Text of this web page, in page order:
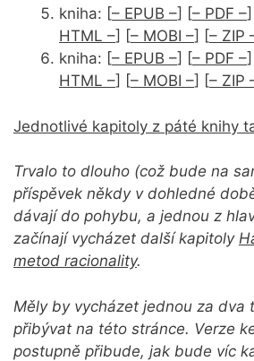
kniha: [– EPUB –] [– PDF –
HTML –] [– MOBI –] [– ZIP
kniha: [– EPUB –] [– PDF –
HTML –] [– MOBI –] [– ZIP
Jednotlivé kapitoly z páté knihy
Trvalo to dlouho (což bude na
příspěvek někdy v dohledné
dávají do pohybu, a jednou z
začínají vycházet další kapitoly
metod racionality.
Měly by vycházet jednou za dva
přibývat na této stránce. Verze
postupně přibude, jak bude víc